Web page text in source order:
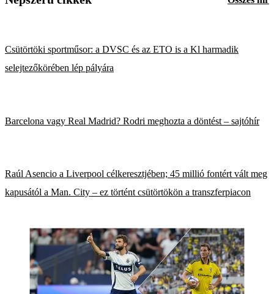
Csütörtöki sportműsor: a DVSC és az ETO is a Kl harmadik
selejtezőkörében lép pályára
Barcelona vagy Real Madrid? Rodri meghozta a döntést – sajtóhír
Raúl Asencio a Liverpool célkeresztjében; 45 millió fontért vált meg
kapusától a Man. City – ez történt csütörtökön a transzferpiacon